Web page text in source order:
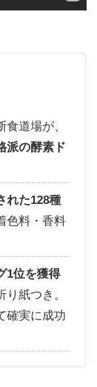
道場が、
派の酵素ド
れた128種
色料・香料
1位を獲得
紙つき。
確実に成功